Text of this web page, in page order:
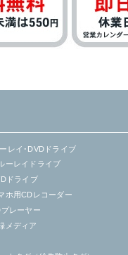
レイ･DVDドライブ
ーレイドライブ
ドライブ
ホ用CDレコーダー
プレーヤー
メディア